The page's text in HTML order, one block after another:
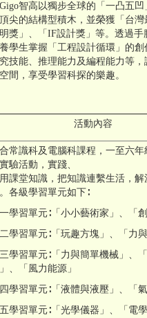
智高以獨步全球的「一凸五凹
尖的結構型積木，並榮獲「台灣
獎」、「IF設計獎」等。透過手
學生掌握「工程設計循環」的創
技能、推理能力及編程能力等，
間，享受學習科探的樂趣。
活動內容
常識科及電腦科課程，一至六年
驗活動，實踐、
課堂知識，把知識連繫生活，解
各級學習單元如下∶
學習單元∶「小小藝術家」、「創
學習單元∶「玩趣方塊」、「力與
學習單元∶「力與簡單機械」、
、「風力能源」
學習單元∶「液體與液壓」、「氣
學習單元∶「光學儀器」、「電學